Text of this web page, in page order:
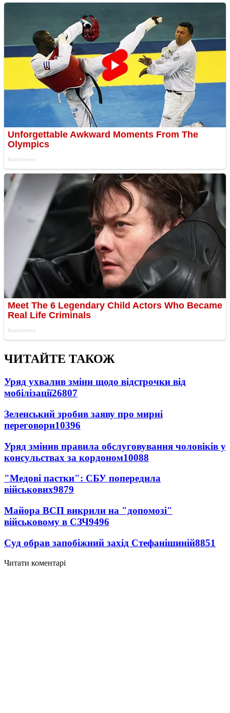
ЧИТАЙТЕ ТАКОЖ
Уряд ухвалив зміни щодо відстрочки від
мобілізації26807
Зеленський зробив заяву про мирні
переговори10396
Уряд змінив правила обслуговування чоловіків у
консульствах за кордоном10088
"Медові пастки": СБУ попередила
військових9879
Майора ВСП викрили на "допомозі"
військовому в СЗЧ9496
Суд обрав запобіжний захід Стефанішиній8851
Читати коментарі